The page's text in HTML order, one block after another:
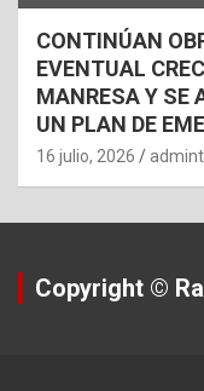
CONTINÚAN
EVENTUAL
MANRESA Y SE
UN PLAN DE
16 julio, 2026
Copyright ©